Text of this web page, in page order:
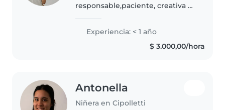
responsable,paciente, creativa y
primer año de universidad.
Puedo cocinar, ayudar con tareas
Experiencia: < 1 año
$ 3.000,00/hora
Antonella
Niñera en Cipolletti